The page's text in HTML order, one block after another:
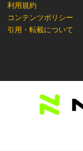
利用規約
コンテンツポリシー
引用・転載について